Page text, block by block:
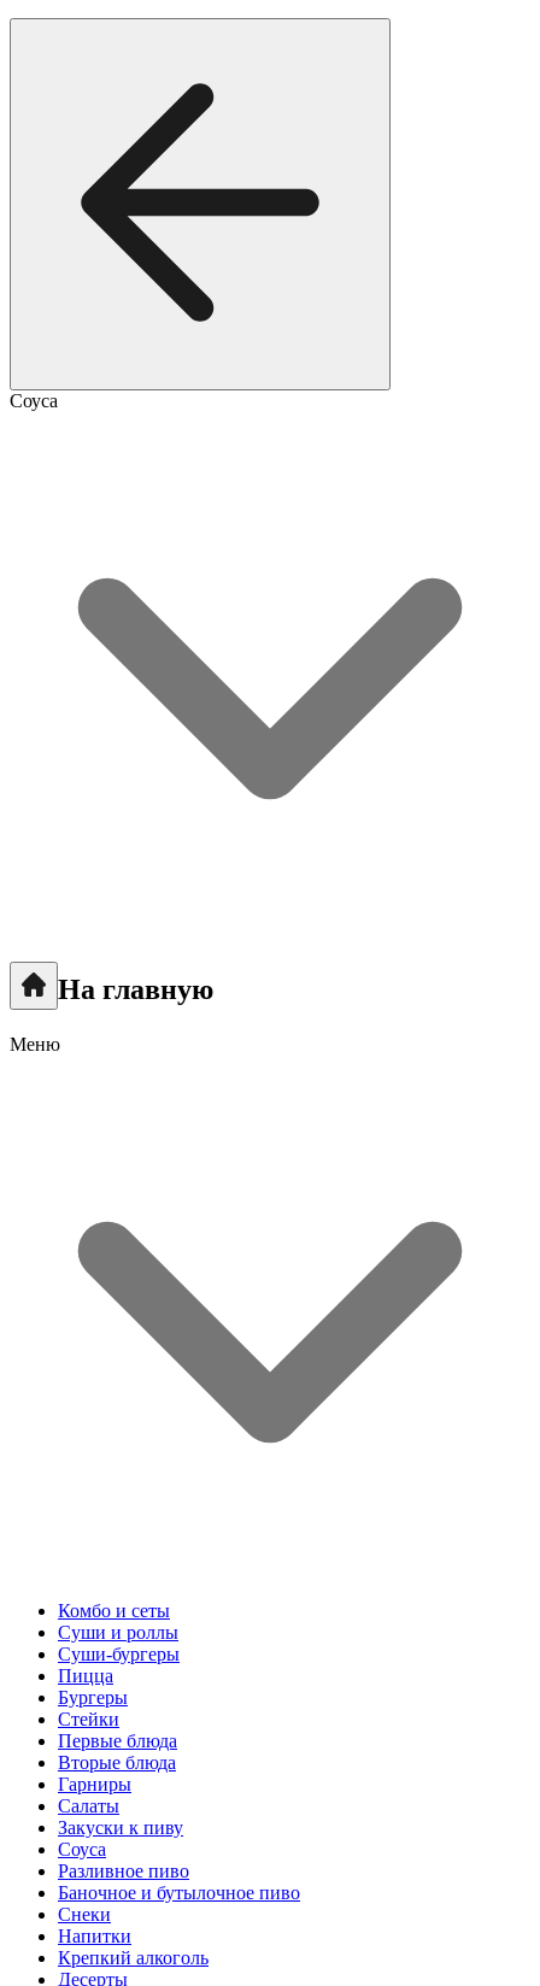
Соуса
На главную
Меню
Комбо и сеты
Суши и роллы
Суши-бургеры
Пицца
Бургеры
Стейки
Первые блюда
Вторые блюда
Гарниры
Салаты
Закуски к пиву
Соуса
Разливное пиво
Баночное и бутылочное пиво
Снеки
Напитки
Крепкий алкоголь
Десерты